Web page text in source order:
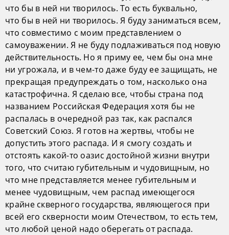
что бы в ней ни творилось. То есть буквально,
что бы в ней ни творилось. Я буду заниматься всем,
что совместимо с моим представлением о
самоуважении. Я не буду подлаживаться под новую
действительность. Но я приму ее, чем бы она мне
ни угрожала, и в чем-то даже буду ее защищать, не
прекращая предупреждать о том, насколько она
катастрофична. Я сделаю все, чтобы страна под
названием Российская Федерация хотя бы не
распалась в очередной раз так, как распался
Советский Союз. Я готов на жертвы, чтобы не
допустить этого распада. И я смогу создать и
отстоять какой-то оазис достойной жизни внутри
того, что считаю губительным и чудовищным, но
что мне представляется менее губительным и
менее чудовищным, чем распад имеющегося
крайне скверного государства, являющегося при
всей его скверности моим Отечеством, то есть тем,
что любой ценой надо оберегать от распада.